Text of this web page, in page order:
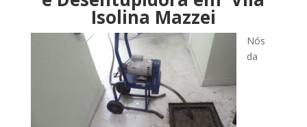
Isolina Mazzei
Nós
da